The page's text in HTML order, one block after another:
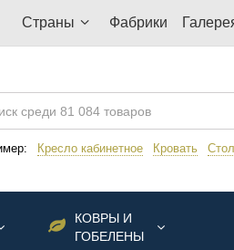
Страны Фабрики
Кресло кабинетное Кровать
КОВРЫ И
ГОБЕЛЕНЫ